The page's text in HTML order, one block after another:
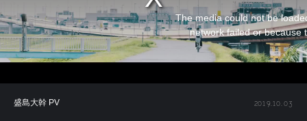
The media could not be
network failed or because
盛島大幹 PV 2019.10.03